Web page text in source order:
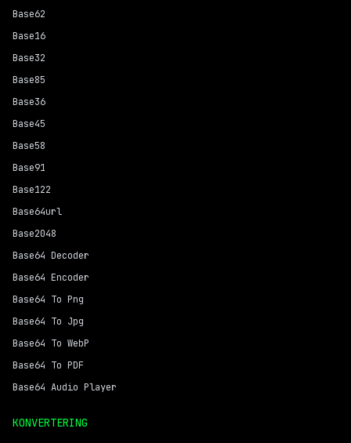
Base62
Base16
Base32
Base85
Base36
Base45
Base58
Base91
Base122
Base64url
Base2048
Base64 Decoder
Base64 Encoder
Base64 To Png
Base64 To Jpg
Base64 To WebP
Base64 To PDF
Base64 Audio Player
KONVERTERING